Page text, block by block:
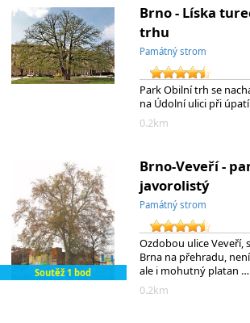
Brno - Líska
trhu
Památný strom
Park Obilní trh se
na Údolní ulici při
0.2km
Soutěž 1 bod
Brno-Veveří -
javorolistý
Památný strom
Ozdobou ulice Veveří,
Brna na přehradu,
ale i mohutný platan …
0.2km